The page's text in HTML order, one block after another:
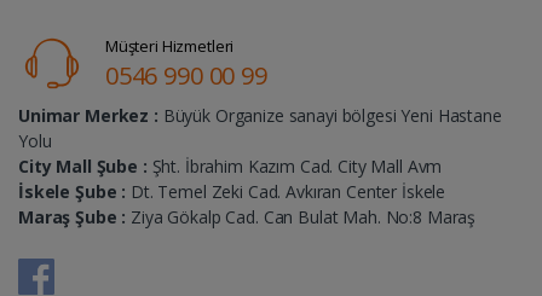
Müşteri Hizmetleri
0546 990 00 99
Unimar Merkez : Büyük Organize sanayi bölgesi Yeni Hastane
Yolu
City Mall Şube : Şht. İbrahim Kazım Cad. City Mall Avm
İskele Şube : Dt. Temel Zeki Cad. Avkıran Center İskele
Maraş Şube : Ziya Gökalp Cad. Can Bulat Mah. No:8 Maraş